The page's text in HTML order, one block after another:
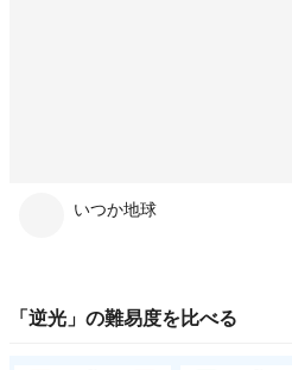
いつか地球
「 逆光 」の難易度を比べる